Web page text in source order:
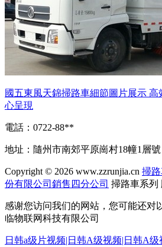
國五東風天錦掃路車細節圖片展示
心呈現
電話：0722-88**
地址：隨州市南郊平原崗村18幢1層
Copyright © 2026 www.zzrunjia.cn 掃路
份有限公司銷售四分公司 掃路車系列
感谢您访问我们的网站，您可能还对
临物联网科技有限公司
日韩a级片视频|日韩A级视频|日韩A级